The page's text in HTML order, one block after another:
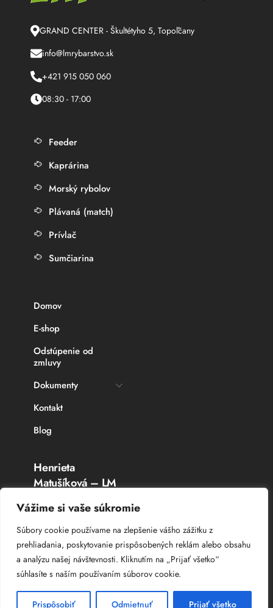
Vážime si vaše súkromie
Súbory cookie používame na zlepšenie vášho zážitku z
prehliadania, poskytovanie prispôsobených reklám alebo obsahu
a analýzu našej návštevnosti. Kliknutím na „Prijať všetko“
súhlasíte s naším používaním súborov cookie.
Prispôsobiť Odmietnuť Prijať všetko
GRAND CENTER - Škultétyho 5, Topoľčany
info@lmrybarstvo.sk
+421 915 050 060
08:30 - 17:00
Feeder
Kaprárina
Morský rybolov
Plávaná (match)
Prívlač
Sumčiarina
Domov
E-shop
Odstúpenie od
zmluvy
Dokumenty
Kontakt
Blog
Henrieta
Matušíková – LM
Rybárske potreby
Topoľčany
IČO: 336 764 53
DIČ: 102 044 8385